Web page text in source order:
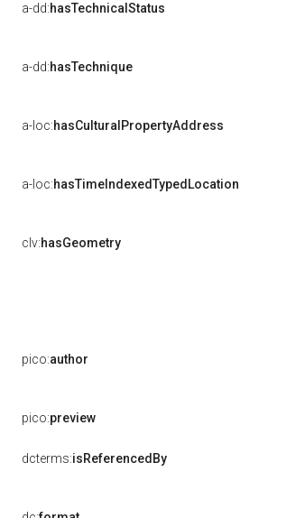
a-dd:hasTechnicalStatus
a-dd:hasTechnique
a-loc:hasCulturalPropertyAddress
a-loc:hasTimeIndexedTypedLocation
clv:hasGeometry
pico:author
pico:preview
dcterms:isReferencedBy